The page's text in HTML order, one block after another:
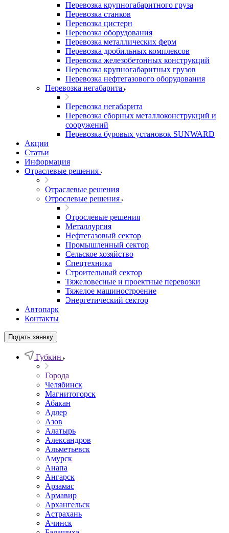
Перевозка крупногабаритного груза
Перевозка станков
Перевозка цистерн
Перевозка оборудования
Перевозка металлических ферм
Перевозка дробильных комплексов
Перевозка железобетонных конструкций
Перевозка крупногабаритных грузов
Перевозка нефтегазового оборудования
Перевозка негабарита
Перевозка негабарита
Перевозка сборных металлоконструкций и
сооружений
Перевозка буровых установок SUNWARD
Акции
Статьи
Информация
Отраслевые решения
Отраслевые решения
Отрослевые решения
Отрослевые решения
Металлургия
Нефтегазовый сектор
Промышленный сектор
Сельское хозяйство
Спецтехника
Строительный сектор
Тяжеловесные и проектные перевозки
Тяжелое машиностроение
Энергетический сектор
Автопарк
Контакты
Подать заявку
Губкин
Города
Челябинск
Магнитогорск
Абакан
Адлер
Азов
Алатырь
Александров
Альметьевск
Амурск
Анапа
Ангарск
Арзамас
Армавир
Архангельск
Астрахань
Ачинск